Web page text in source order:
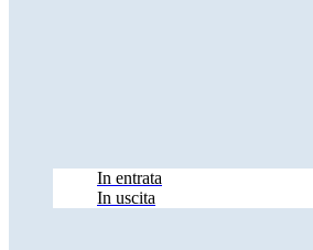
In entrata
In uscita